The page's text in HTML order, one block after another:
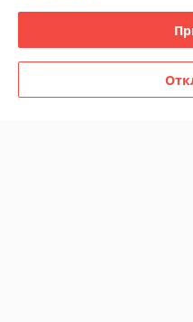
График работы